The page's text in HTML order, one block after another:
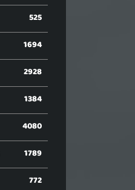
525
1694
2928
1384
4080
1789
772